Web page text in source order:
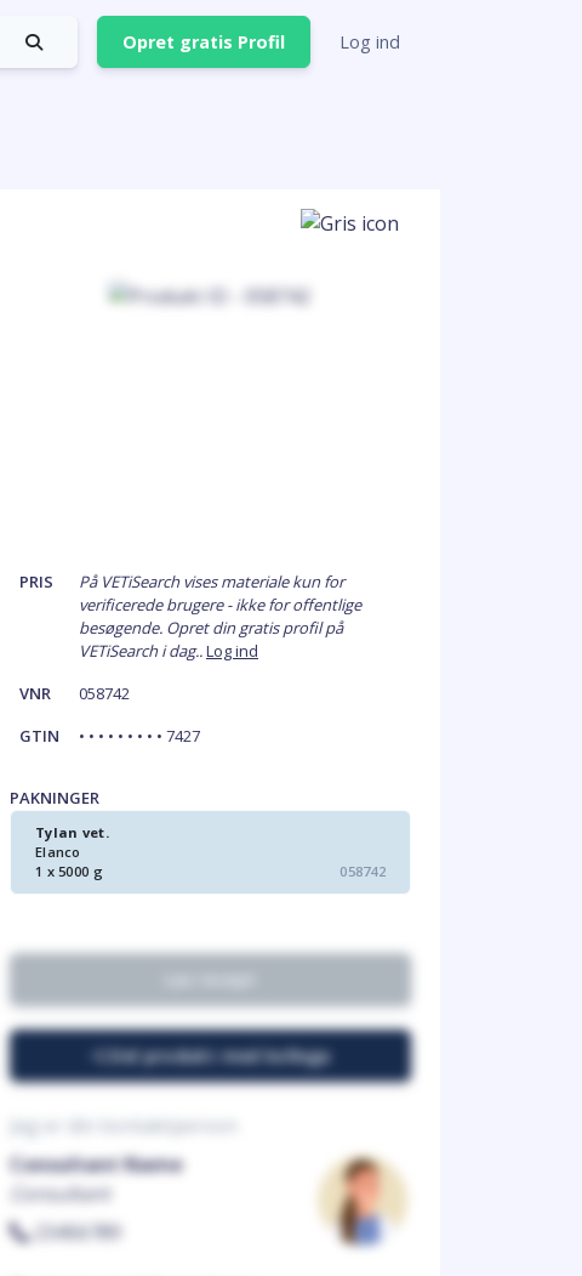
Opret gratis Profil Log ind
PRIS
På VETiSearch vises materiale kun for
verificerede brugere - ikke for offentlige
besøgende. Opret din gratis profil på
VETiSearch i dag..Log ind
VNR
058742
GTIN
• • • • • • • • • 7427
PAKNINGER
Tylan vet.
Elanco
1 x 5000 g
058742
Del produkt med kollega
Jeg er din kontaktperson
Consultant Name
Consultant
23456789